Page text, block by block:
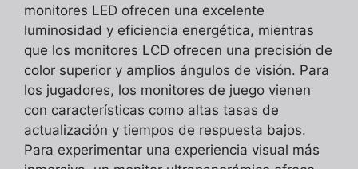
monitores LED ofrecen una excelente
luminosidad y eficiencia energética, mientras
que los monitores LCD ofrecen una precisión de
color superior y amplios ángulos de visión. Para
los jugadores, los monitores de juego vienen
con características como altas tasas de
actualización y tiempos de respuesta bajos.
Para experimentar una experiencia visual más